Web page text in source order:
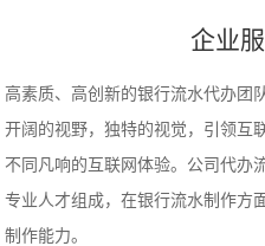
企业
高素质、高创新的银行流水代办团
开阔的视野，独特的视觉，引领互
不同凡响的互联网体验。公司代办
专业人才组成，在银行流水制作方
制作能力。